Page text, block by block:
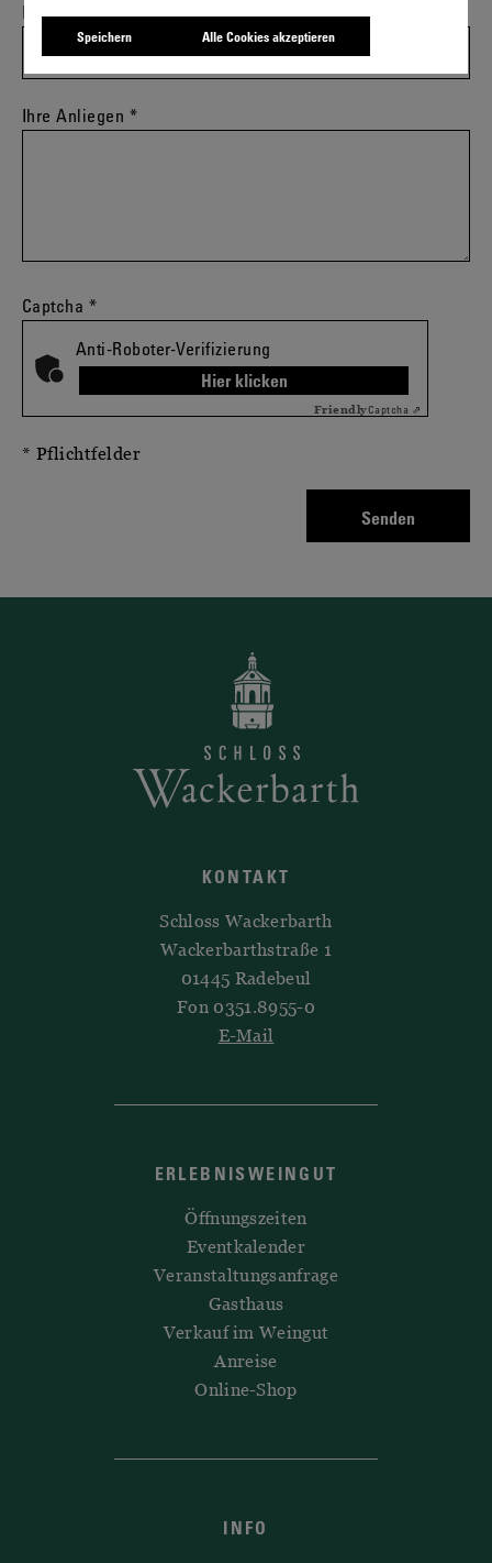
Ihre E-Mail-Adresse*
Ihre Anliegen *
Captcha *
Anti-Roboter-Verifizierung
Hier klicken
FriendlyCaptcha ⇗
* Pflichtfelder
Senden
KONTAKT
Schloss Wackerbarth
Wackerbarthstraße 1
01445 Radebeul
Fon 0351.8955-0
E-Mail
ERLEBNISWEINGUT
Öffnungszeiten
Eventkalender
Veranstaltungsanfrage
Gasthaus
Verkauf im Weingut
Anreise
Online-Shop
INFO
Speichern Alle Cookies akzeptieren